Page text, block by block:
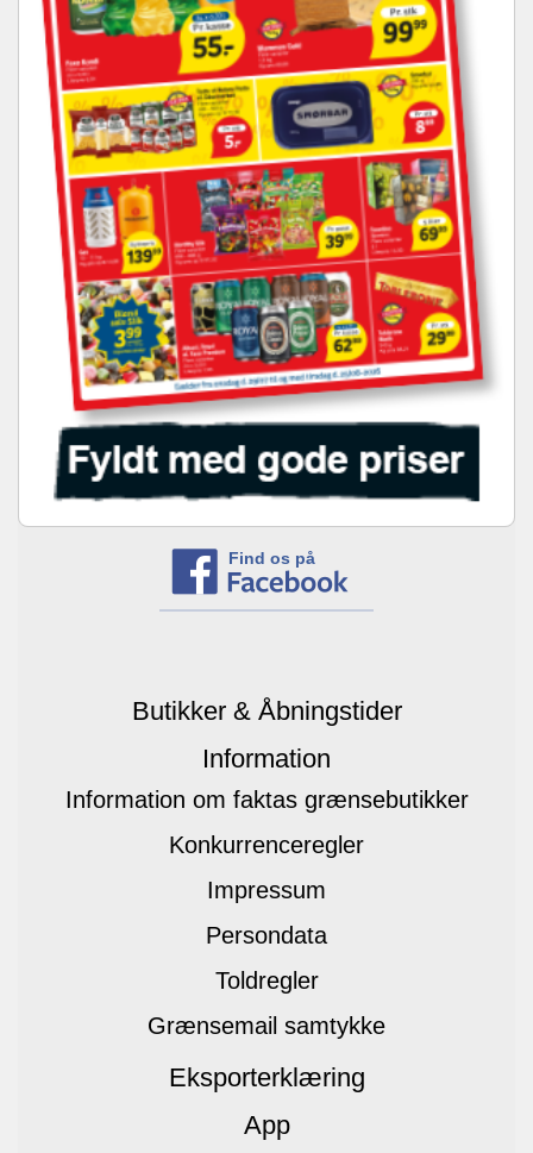
Find os på
Butikker & Åbningstider
Information
Information om faktas grænsebutikker
Konkurrenceregler
Impressum
Persondata
Toldregler
Grænsemail samtykke
Eksporterklæring
App